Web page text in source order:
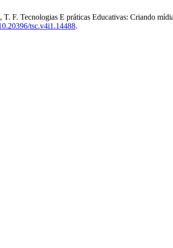
T. F. Tecnologias E práticas Educativas: Criando
tsc.v4i1.14488.